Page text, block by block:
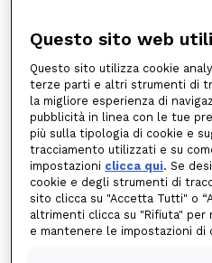
Corrispettivi definiti
Corrispettivo per il
Tutti i giorni a tutte le ore
Corrispettivo Annuo
90€/annocorrispettivo pari
contratto sottoscritto
CODICE OFFERTA:
Questo sito web
Questo sito utilizza cookie
terze parti e altri strumenti di
la migliore esperienza di
pubblicità in linea con le tue
più sulla tipologia di cookie e
tracciamento utilizzati e su
impostazioni clicca qui. Se
cookie e degli strumenti di
sito clicca su "Accetta Tutti" o
altrimenti clicca su "Rifiuta" per
e mantenere le impostazioni di